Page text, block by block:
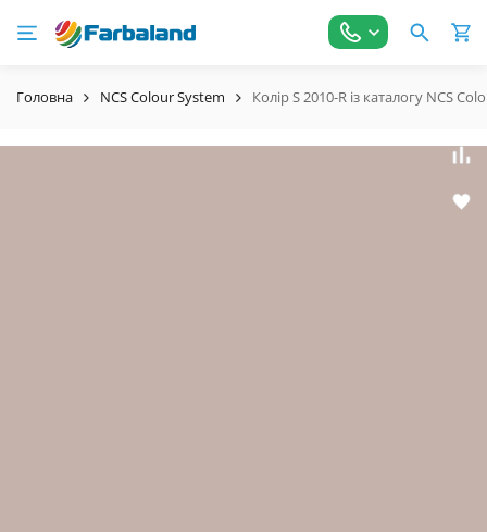
Головна NCS Colour System Колір S 2010-R із каталогу NCS